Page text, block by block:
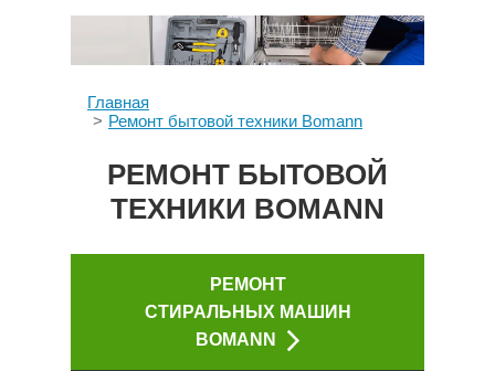
Главная
Ремонт бытовой техники Bomann
РЕМОНТ БЫТОВОЙ
ТЕХНИКИ BOMANN
РЕМОНТ
СТИРАЛЬНЫХ МАШИН
BOMANN